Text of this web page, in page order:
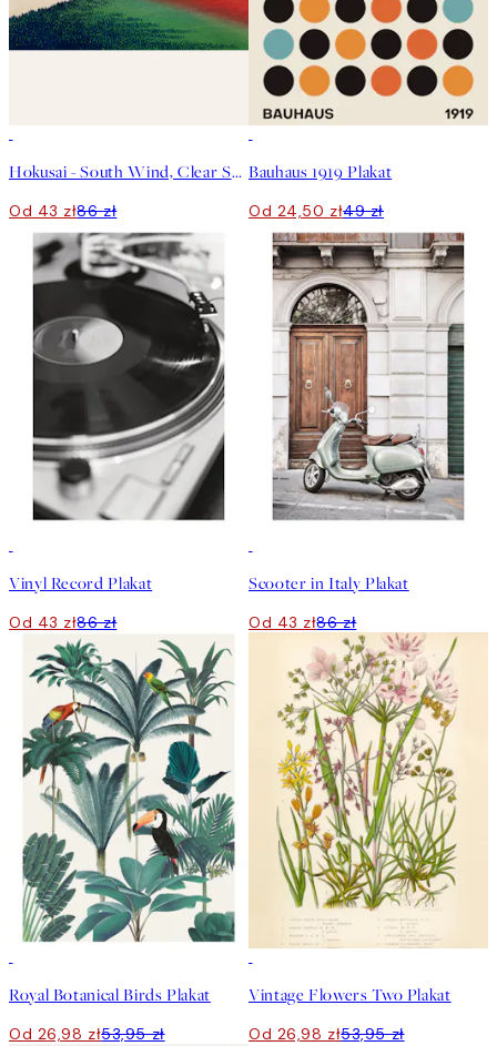
Hokusai - South Wind, Clear Sky Plakat
Od 43 zł86 zł
Bauhaus 1919 Plakat
Od 24,50 zł49 zł
Vinyl Record Plakat
Od 43 zł86 zł
Scooter in Italy Plakat
Od 43 zł86 zł
Royal Botanical Birds Plakat
Od 26,98 zł53,95 zł
Vintage Flowers Two Plakat
Od 26,98 zł53,95 zł